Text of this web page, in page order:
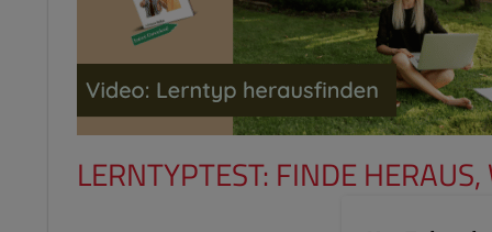
LERNTYPTEST: FINDE